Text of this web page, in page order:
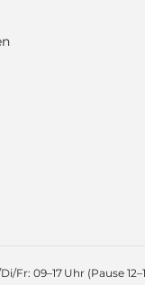
Fr: 09–17 Uhr (Pause